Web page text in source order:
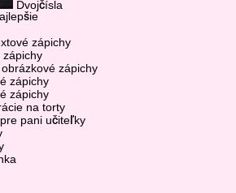
Dvojčísla
zápichy
zápichy
zápichy
zápichy
zápichy
na torty
pani učiteľky